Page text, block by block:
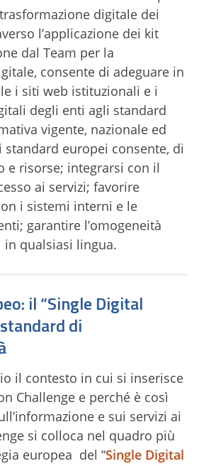
digitale dei
l’applicazione dei kit
dal Team per la
consente di adeguare in
i siti web istituzionali e i
degli enti agli standard
vigente, nazionale ed
standard europei consente, di
e risorse; integrarsi con il
ai servizi; favorire
i sistemi interni e le
garantire l’omogeneità
qualsiasi lingua.
il “Single Digital
di
il contesto in cui si inserisce
Challenge e perché è così
e sui servizi ai
si colloca nel quadro più
europea del “Single Digital